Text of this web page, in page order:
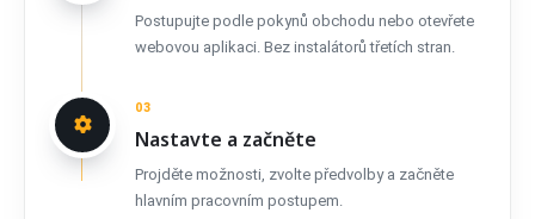
Postupujte podle pokynů obchodu nebo otevřete
webovou aplikaci. Bez instalátorů třetích stran.
03
Nastavte a začněte
Projděte možnosti, zvolte předvolby a začněte
hlavním pracovním postupem.